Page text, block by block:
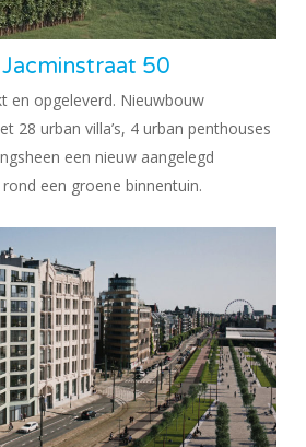
50
en opgeleverd. Nieuwbouw
28 urban villa’s, 4 urban penthouses
een nieuw aangelegd
een groene binnentuin.